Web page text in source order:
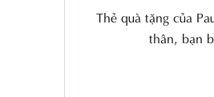
Thẻ quà tặng của
thân, bạn